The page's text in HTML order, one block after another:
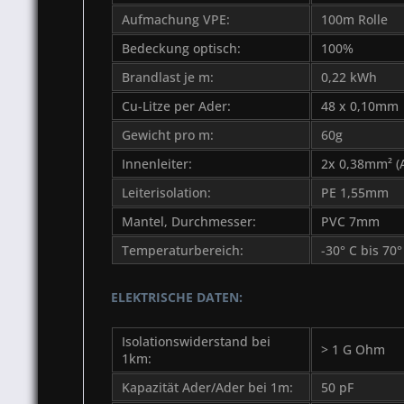
Aufmachung VPE:
100m Rolle
Bedeckung optisch:
100%
Brandlast je m:
0,22 kWh
Cu-Litze per Ader:
48 x 0,10mm
Gewicht pro m:
60g
Innenleiter:
2x 0,38mm²
Leiterisolation:
PE 1,55mm
Mantel, Durchmesser:
PVC 7mm
Temperaturbereich:
-30° C bis 70°
ELEKTRISCHE DATEN:
Isolationswiderstand bei
1km:
> 1 G Ohm
Kapazität Ader/Ader bei 1m:
50 pF